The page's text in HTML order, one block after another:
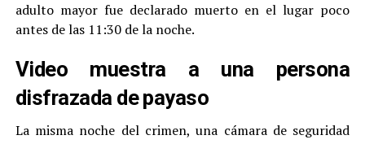
adulto mayor fue declarado muerto en el lugar poco
antes de las 11:30 de la noche.
Video muestra a una persona
disfrazada de payaso
La misma noche del crimen, una cámara de seguridad